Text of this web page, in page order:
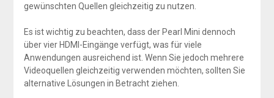
gewünschten Quellen gleichzeitig zu nutzen.
Es ist wichtig zu beachten, dass der Pearl Mini dennoch
über vier HDMI-Eingänge verfügt, was für viele
Anwendungen ausreichend ist. Wenn Sie jedoch mehrere
Videoquellen gleichzeitig verwenden möchten, sollten Sie
alternative Lösungen in Betracht ziehen.